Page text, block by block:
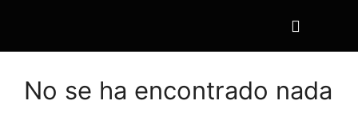
No se ha encontrado nada